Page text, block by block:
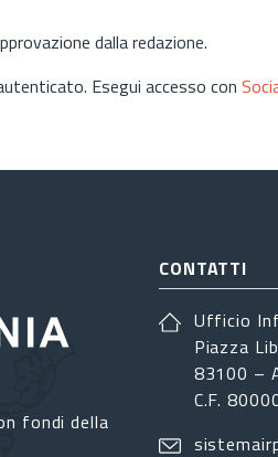
dalla redazione.
Esegui accesso con
fondi della
CONTATTI
Ufficio
Piazza
83100 –
C.F.